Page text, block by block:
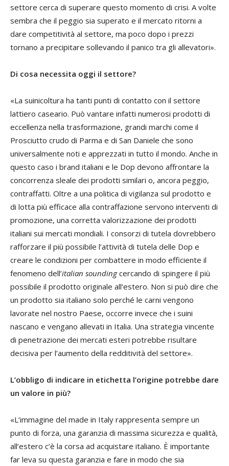
settore cerca di superare questo momento di crisi. A volte
sembra che il peggio sia superato e il mercato ritorni a
dare competitività al settore, ma poco dopo i prezzi
tornano a precipitare sollevando il panico tra gli allevatori».
Di cosa necessita oggi il settore?
«La suinicoltura ha tanti punti di contatto con il settore
lattiero caseario. Può vantare infatti numerosi prodotti di
eccellenza nella trasformazione, grandi marchi come il
Prosciutto crudo di Parma e di San Daniele che sono
universalmente noti e apprezzati in tutto il mondo. Anche in
questo caso i brand italiani e le Dop devono affrontare la
concorrenza sleale dei prodotti similari o, ancora peggio,
contraffatti. Oltre a una politica di vigilanza sul prodotto e
di lotta più efficace alla contraffazione servono interventi di
promozione, una corretta valorizzazione dei prodotti
italiani sui mercati mondiali. I consorzi di tutela dovrebbero
rafforzare il più possibile l’attività di tutela delle Dop e
creare le condizioni per combattere in modo efficiente il
fenomeno dell’italian soundingcercando di spingere il più
possibile il prodotto originale all’estero. Non si può dire che
un prodotto sia italiano solo perché le carni vengono
lavorate nel nostro Paese, occorre invece che i suini
nascano e vengano allevati in Italia. Una strategia vincente
di penetrazione dei mercati esteri potrebbe risultare
decisiva per l’aumento della redditività del settore».
L’obbligo di indicare in etichetta l’origine potrebbe dare
un valore in più?
«L’immagine del made in Italy rappresenta sempre un
punto di forza, una garanzia di massima sicurezza e qualità,
all’estero c’è la corsa ad acquistare italiano. È importante
far leva su questa garanzia e fare in modo che sia